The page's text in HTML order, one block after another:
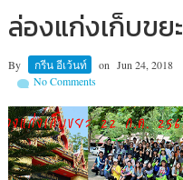
ล่องแก่งเก็บขยะ
By กรีน อีเว้นท์ on Jun 24, 2018
No Comments